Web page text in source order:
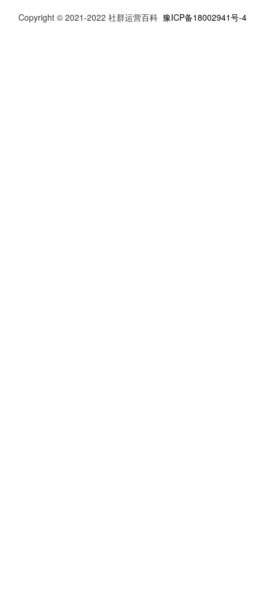
Copyright © 2021-2022 社群运营百科 豫ICP备18002941号-4